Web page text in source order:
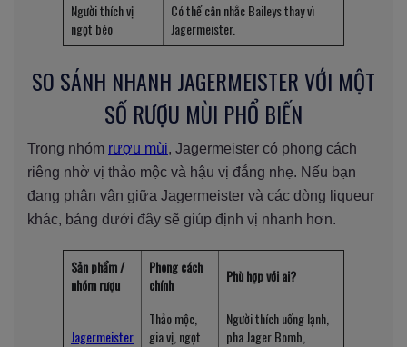
Người thích vị
ngọt béo
Có thể cân nhắc Baileys thay vì
Jagermeister.
SO SÁNH NHANH JAGERMEISTER VỚI MỘT
SỐ RƯỢU MÙI PHỔ BIẾN
Trong nhóm rượu mùi, Jagermeister có phong cách
riêng nhờ vị thảo mộc và hậu vị đắng nhẹ. Nếu bạn
đang phân vân giữa Jagermeister và các dòng liqueur
khác, bảng dưới đây sẽ giúp định vị nhanh hơn.
Sản phẩm /
nhóm rượu
Phong cách
chính
Phù hợp với ai?
Jagermeister
Thảo mộc,
gia vị, ngọt
Người thích uống lạnh,
pha Jager Bomb,